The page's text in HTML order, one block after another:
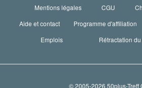
Mentions légales CGU
Aide et contact
Programme d'affiliation
Emplois
Rétractation
© 2005-2026 50plus-Treff